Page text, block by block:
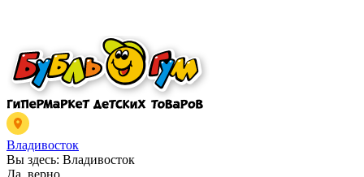
Владивосток
Вы здесь: Владивосток
Да, верно